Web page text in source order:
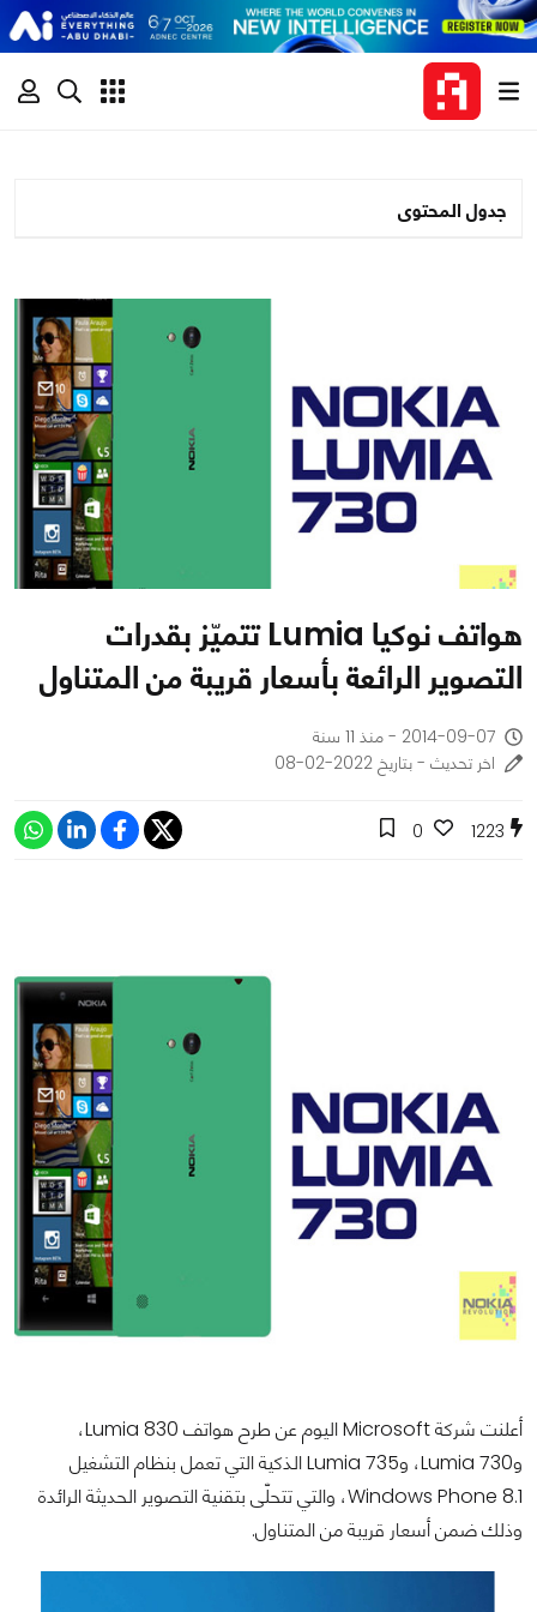
جدول المحتوى
هواتف نوكيا Lumia تتميّز بقدرات
التصوير الرائعة بأسعار قريبة من المتناول
2014-09-07 - منذ 11 سنة
اخر تحديث - بتاريخ 2022-02-08
1223
0
أعلنت شركة Microsoft اليوم عن طرح هواتف Lumia 830،
وLumia 730، وLumia 735 الذكية التي تعمل بنظام التشغيل
Windows Phone 8.1، والتي تتحلّى بتقنية التصوير الحديثة الرائدة
وذلك ضمن أسعار قريبة من المتناول.